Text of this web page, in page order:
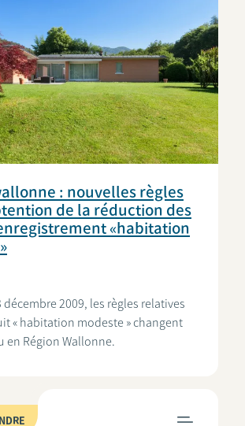
: nouvelles règles
de la réduction des
«habitation
décembre 2009, les règles relatives
« habitation modeste » changent
en Région Wallonne.